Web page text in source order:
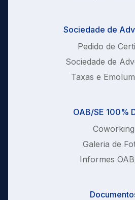
Sociedade de
Pedido de
Sociedade de
Taxas e
OAB/SE 100%
Coworking
Galeria de
Informes